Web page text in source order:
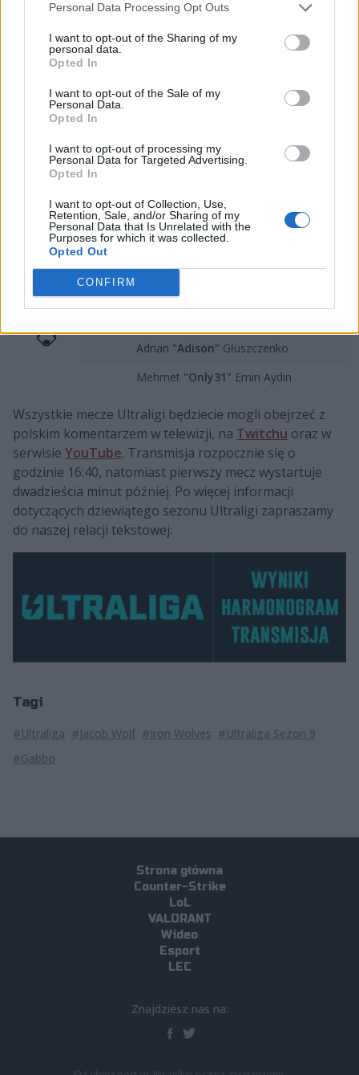
Personal Data Processing Opt Outs
I want to opt-out of the Sharing of my
personal data.
Opted In
I want to opt-out of the Sale of my
Personal Data.
Opted In
I want to opt-out of processing my
Personal Data for Targeted Advertising.
Opted In
I want to opt-out of Collection, Use,
Retention, Sale, and/or Sharing of my
Personal Data that Is Unrelated with the
Purposes for which it was collected.
Opted Out
CONFIRM
temat potencjalnego zmiennika Włocha. Niemniej
ogłoszenie nowego toplanera powinno pojawić się
niebawem, bowiem już jutro startuje ostatnia kolejka
Ultraligi. Wówczas WOLF podejmie przedostatnie w
tabeli exeed. Litewska organizacja znajduje się na ten
moment poza strefą awansu z bilansem 5-10. W ciągu
najbliższych trzech dni będzie walczyć o zgarnięcie
ostatniego biletu do fazy pucharowej rozgrywek
naszego podwórka.
Tak prezentuje się obecnie skład Iron
Wolves:
Adrian "Adison" Głuszczenko
Mehmet "Only31" Emin Aydın
Wszystkie mecze Ultraligi będziecie mogli obejrzeć z
polskim komentarzem w telewizji, na Twitchu oraz w
serwisie YouTube. Transmisja rozpocznie się o
godzinie 16:40, natomiast pierwszy mecz wystartuje
dwadzieścia minut później. Po więcej informacji
dotyczących dziewiątego sezonu Ultraligi zapraszamy
do naszej relacji tekstowej:
Tagi
#Ultraliga #Jacob Wolf #Iron Wolves #Ultraliga Sezon 9
#Gabbo
Strona główna
Counter-Strike
LoL
VALORANT
Wideo
Esport
LEC
Znajdziesz nas na: